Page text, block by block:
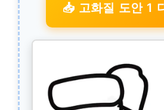
📥 고화질 도안 1